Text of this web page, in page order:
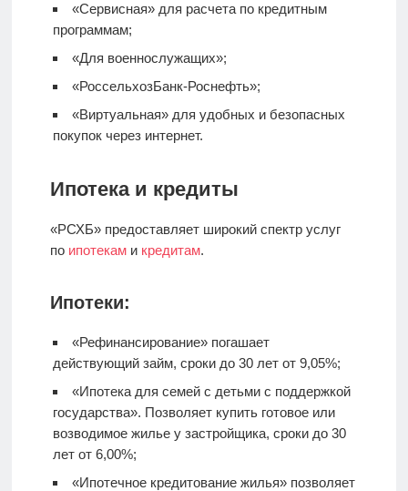
«Сервисная» для расчета по кредитным
программам;
«Для военнослужащих»;
«РоссельхозБанк-Роснефть»;
«Виртуальная» для удобных и безопасных
покупок через интернет.
Ипотека и кредиты
«РСХБ» предоставляет широкий спектр услуг
по ипотеками кредитам.
Ипотеки:
«Рефинансирование» погашает
действующий займ, сроки до 30 лет от 9,05%;
«Ипотека для семей с детьми с поддержкой
государства». Позволяет купить готовое или
возводимое жилье у застройщика, сроки до 30
лет от 6,00%;
«Ипотечное кредитование жилья» позволяет